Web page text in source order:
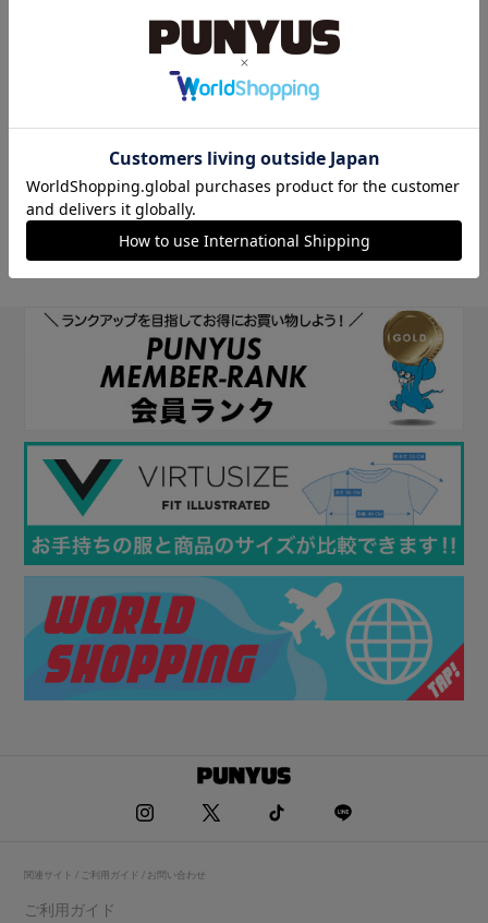
他のサイトIDで新規会員登録をしていただくと次回以降、そのIDで
ログインすることができます。
関連サイト / ご利用ガイド / お問い合わせ
ご利用ガイド